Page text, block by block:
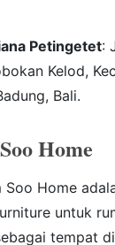
Petingetet:
Kelod,
Bali.
Home
Soo Home
untuk
tempat